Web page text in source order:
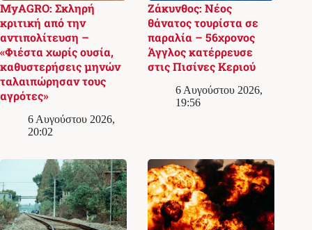
MyAGRO: Σκληρή
κριτική από την
αντιπολίτευση –
«Φιέστα χωρίς ουσία,
καθυστερήσεις μηνών
ταλαιπώρησαν τους
αγρότες»
6 Αυγούστου 2026,
20:02
Ζάκυνθος: Νέος
θάνατος τουρίστα σε
παραλία – 56χρονος
Άγγλος κατέρρευσε
στις Πισίνες Κεριού
6 Αυγούστου 2026,
19:56